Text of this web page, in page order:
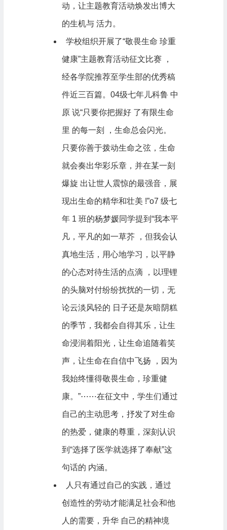
动，让主题教育活动焕发出博大
的生机与 活力。
学校组织开展了“敬畏生命 珍重
健康”主题教育活动征文比赛 ，
经各学院推荐至学生部的优秀稿
件近三百篇。04级七年儿科鲁 中
原 说“只要你把握好 了有限生命
里 的每一刻 ，生命总会闪光。
只要你善于拨动生命之弦，生命
就会奏出华彩乐章，并在某一刻
爆旋 出让世人震惊的最强音，展
现出生命的精华和壮美 !”o7 级七
年 1 班的杨梦媛同学提到“我本平
凡，平凡的如一草芥 ，但我会认
真地生活，用心地学习，以平静
的心态对待生活的点滴 ，以理锂
的头脑对付纷纷扰扰的一切，无
论云淡风轻的 日子还是灰暗阴糕
的季节，我都会自得其乐，让生
命浸润着阳光，让生命追随着笑
声，让生命在自信中飞扬 ，因为
我始终懂得敬畏生命，珍重健
康。”⋯⋯在征文中，学生们通过
自己的主动思考，抒发了对生命
的热爱，健康的尊重，深刻认识
到“选择了医学就选择了奉献”这
句话的 内涵。
人只有通过自己的实践，通过
创造性的劳动才能满足社会和他
人的需要，升华 自己的精神境